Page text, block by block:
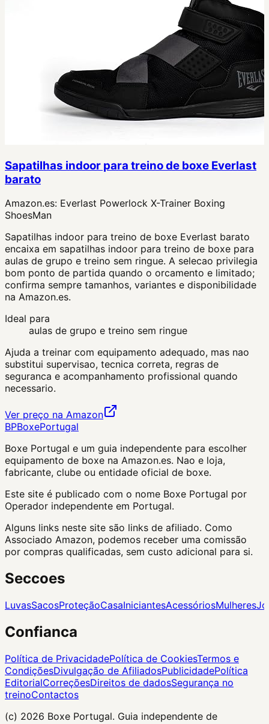
Sapatilhas indoor para treino de boxe Everlast
barato
Amazon.es: Everlast Powerlock X-Trainer Boxing
ShoesMan
Sapatilhas indoor para treino de boxe Everlast barato
encaixa em sapatilhas indoor para treino de boxe para
aulas de grupo e treino sem ringue. A selecao privilegia
bom ponto de partida quando o orcamento e limitado;
confirma sempre tamanhos, variantes e disponibilidade
na Amazon.es.
Ideal para
aulas de grupo e treino sem ringue
Ajuda a treinar com equipamento adequado, mas nao
substitui supervisao, tecnica correta, regras de
seguranca e acompanhamento profissional quando
necessario.
Ver preço na Amazon
BPBoxePortugal
Boxe Portugal e um guia independente para escolher
equipamento de boxe na Amazon.es. Nao e loja,
fabricante, clube ou entidade oficial de boxe.
Este site é publicado com o nome Boxe Portugal por
Operador independente em Portugal.
Alguns links neste site são links de afiliado. Como
Associado Amazon, podemos receber uma comissão
por compras qualificadas, sem custo adicional para si.
Seccoes
LuvasSacosProteçãoCasaIniciantesAcessóriosMulheres
Confianca
Política de PrivacidadePolítica de CookiesTermos e
CondiçõesDivulgação de AfiliadosPublicidadePolítica
EditorialCorreçõesDireitos de dadosSegurança no
treinoContactos
(c) 2026 Boxe Portugal. Guia independente de